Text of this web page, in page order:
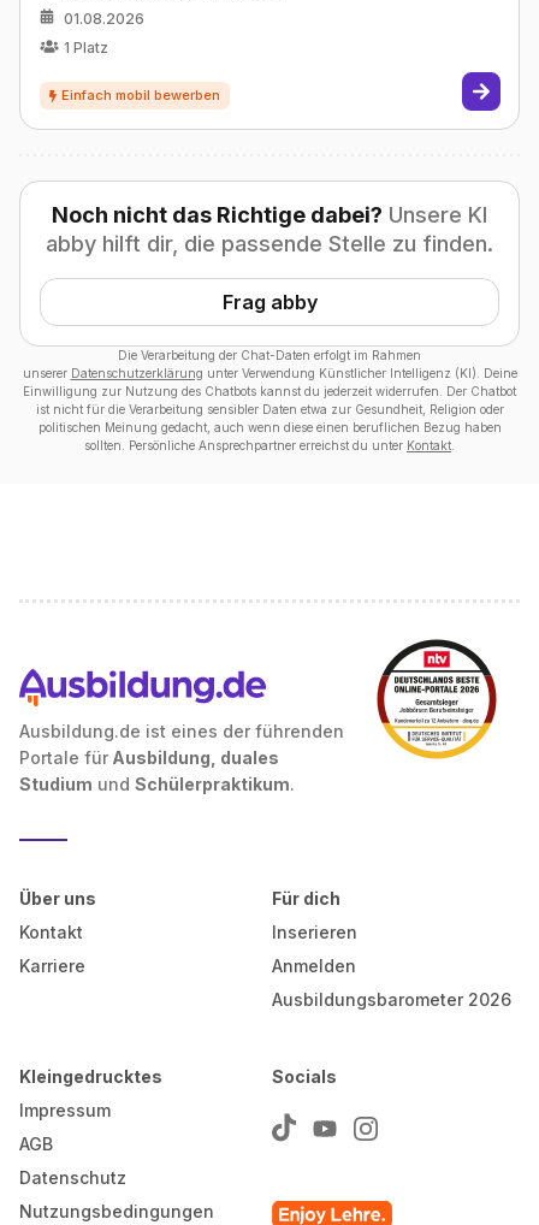
01.08.2026
1 Platz
Noch nicht das Richtige dabei? Unsere KI
abby hilft dir, die passende Stelle zu finden.
Frag abby
Die Verarbeitung der Chat-Daten erfolgt im Rahmen
unserer Datenschutzerklärung unter Verwendung Künstlicher Intelligenz (KI). Deine
Einwilligung zur Nutzung des Chatbots kannst du jederzeit widerrufen. Der Chatbot
ist nicht für die Verarbeitung sensibler Daten etwa zur Gesundheit, Religion oder
politischen Meinung gedacht, auch wenn diese einen beruflichen Bezug haben
sollten. Persönliche Ansprechpartner erreichst du unter Kontakt
Ausbildung.de ist eines der führenden
Portale für Ausbildung, duales
Studium und Schülerpraktikum.
Über uns
Kontakt
Karriere
Für dich
Inserieren
Anmelden
Ausbildungsbarometer 2026
Kleingedrucktes
Impressum
AGB
Datenschutz
Nutzungsbedingungen
Socials